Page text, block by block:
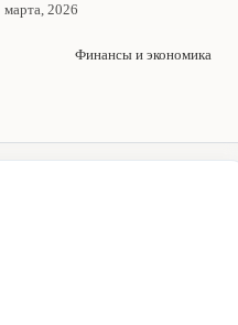
марта, 2026
Финансы и экономика